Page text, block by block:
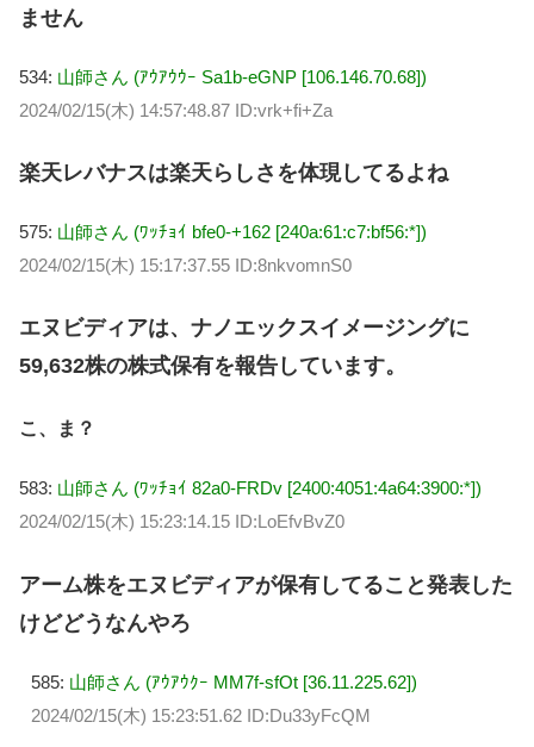
ません
534: 山師さん (ｱｳｱｳｳｰ Sa1b-eGNP [106.146.70.68])
2024/02/15(木) 14:57:48.87 ID:vrk+fi+Za
楽天レバナスは楽天らしさを体現してるよね
575: 山師さん (ﾜｯﾁｮｲ bfe0-+162 [240a:61:c7:bf56:*])
2024/02/15(木) 15:17:37.55 ID:8nkvomnS0
エヌビディアは、ナノエックスイメージングに
59,632株の株式保有を報告しています。
こ、ま？
583: 山師さん (ﾜｯﾁｮｲ 82a0-FRDv [2400:4051:4a64:3900:*])
2024/02/15(木) 15:23:14.15 ID:LoEfvBvZ0
アーム株をエヌビディアが保有してること発表した
けどどうなんやろ
585: 山師さん (ｱｳｱｳｸｰ MM7f-sfOt [36.11.225.62])
2024/02/15(木) 15:23:51.62 ID:Du33yFcQM